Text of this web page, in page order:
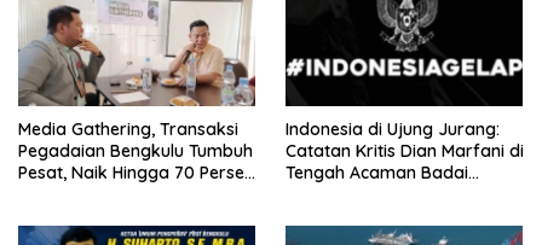
Media Gathering, Transaksi
Pegadaian Bengkulu Tumbuh
Pesat, Naik Hingga 70 Persen
Indonesia di Ujung Jurang:
Catatan Kritis Dian Marfani di
Tengah Acaman Badai